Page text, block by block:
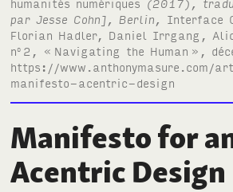
par Jesse Cohn], Berlin, Interface
Florian Hadler, Daniel Irrgang,
no 2, « Navigating the Human »,
https://www.anthonymasure.com/
manifesto-acentric-design
Manifesto for
Acentric Design